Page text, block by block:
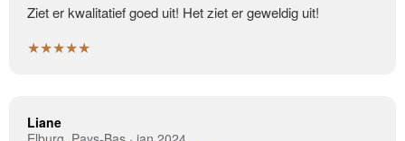
Ziet er kwalitatief goed uit! Het ziet er geweldig uit!
★★★★★
Liane